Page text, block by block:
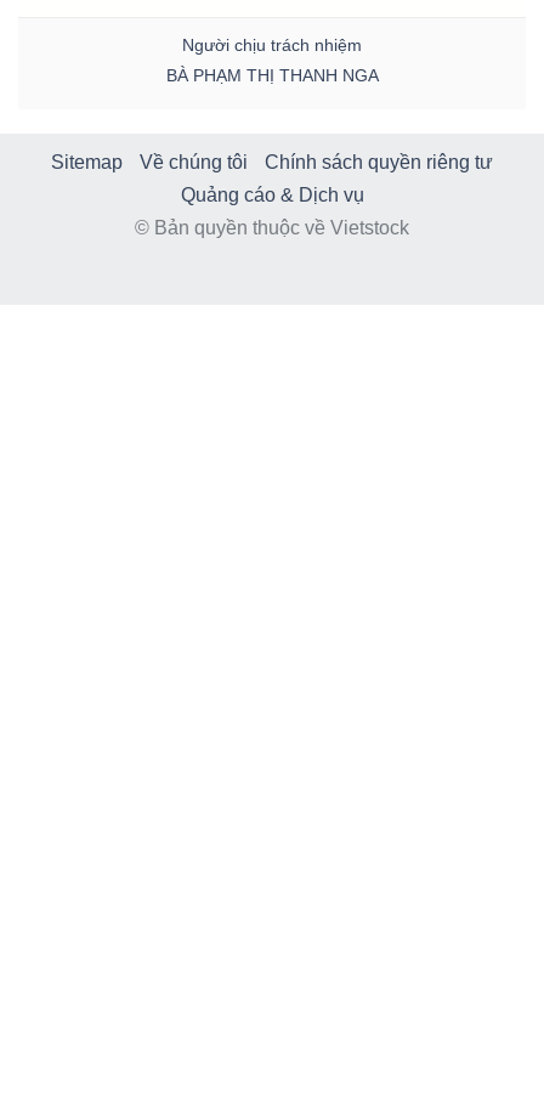
Người chịu trách nhiệm
BÀ PHẠM THỊ THANH NGA
Sitemap Về chúng tôi
Chính sách quyền riêng tư
Quảng cáo & Dịch vụ
© Bản quyền thuộc về Vietstock